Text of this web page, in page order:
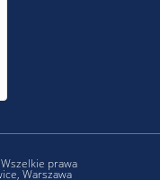
prawa
Warszawa